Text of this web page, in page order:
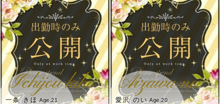
Ichijou kiho
一条 きほ Age.21
Aizawa noi
愛沢 のい Age.20